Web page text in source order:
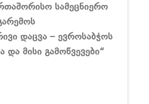
სამეცნიერო
დაცვა – ევროსაბჭოს
მისი გამოწვევები“